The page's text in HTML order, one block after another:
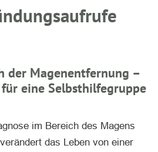
der Magenentfernung –
eine Selbsthilfegruppe
im Bereich des Magens
das Leben von einer